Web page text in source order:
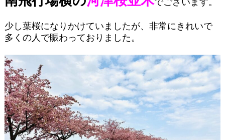
でございます。
少し葉桜になりかけていましたが、非常にきれいで
多くの人で賑わっておりました。